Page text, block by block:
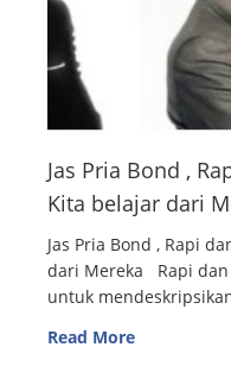
Jas Pria Bond ,
Kita belajar dari
Jas Pria Bond , Rapi
dari Mereka Rapi
untuk
Read More